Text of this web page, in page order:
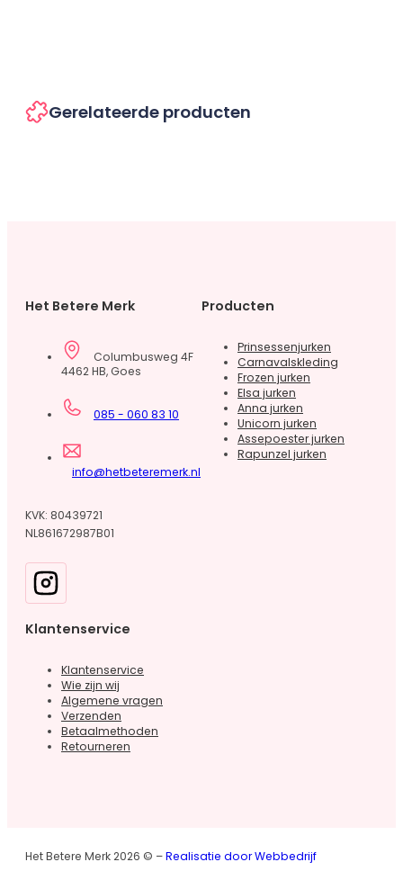
Gerelateerde producten
Het Betere Merk
Columbusweg 4F
4462 HB, Goes
085 - 060 83 10
info@hetbeteremerk.nl
KVK: 80439721
NL861672987B01
Producten
Prinsessenjurken
Carnavalskleding
Frozen jurken
Elsa jurken
Anna jurken
Unicorn jurken
Assepoester jurken
Rapunzel jurken
Klantenservice
Klantenservice
Wie zijn wij
Algemene vragen
Verzenden
Betaalmethoden
Retourneren
Het Betere Merk 2026 © –Realisatie door Webbedrijf